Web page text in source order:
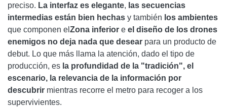
preciso. La interfaz es elegante, las secuencias
intermedias están bien hechas y también los ambientes
que componen el Zona inferior e el diseño de los drones
enemigos no deja nada que desear para un producto de
debut. Lo que más llama la atención, dado el tipo de
producción, es la profundidad de la "tradición", el
escenario, la relevancia de la información por
descubrir mientras recorre el metro para recoger a los
supervivientes.